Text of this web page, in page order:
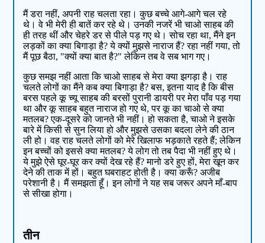
मैं डरा नहीं, अपनी राह चलता रहा। कुछ बच्चे आगे-आगे चल रहे
थे। वे भी मेरी ही बातें कर रहे थे। उनकी नजरें भी चाओ साहब की
ही तरह थीं और चेहरे डर से पीले पड़ गए थे। सोच रहा था, मैंने इन
लड़कों का क्या बिगाड़ा है? ये क्यों मुझसे नाराज हैं? रहा नहीं गया, तो
मैं पूछ बैठा, "क्यों क्या बात है?" लेकिन तब वे सब भाग गए।
कुछ समझ नहीं आता कि चाओ साहब से मेरा क्या झगड़ा है। राह
चलते लोगों का मैंने कब क्या बिगाड़ा है? बस, इतना याद है कि बीस
बरस पहले कू च्यू साहब की बरसों पुरानी डायरी पर मेरा पाँव पड़ गया
था और कू साहब बहुत नाराज हो गए थे, पर कू का चाओ से क्या
मतलब? एक-दूसरे को जानते भी नहीं। हो सकता है, चाओ ने इसके
बारे में किसी से सुन लिया हो और मुझसे उसका बदला लेने की ठान
ली हो। वह राह चलते लोगों को मेरे खिलाफ भड़काते रहते हैं; लेकिन
इन बच्चों को इससे क्या मतलब? ये लोग तो तब पैदा भी नहीं हुए थे।
ये मुझे ऐसे घूर-घूर कर क्यों देख रहे हैं? मानो डरे हुए हों, मेरा खून कर
देने की ताक में हों। बहुत घबराहट होती है। क्या करूँ? अजीब
परेशानी है। मैं समझता हूँ। इन लोगों ने यह सब जरूर अपने माँ-बाप
से सीखा होगा।
तीन